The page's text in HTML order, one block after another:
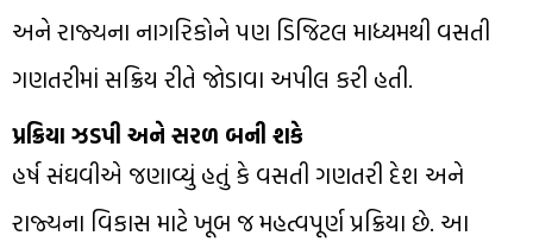
અને રાજ્યના નાગરિકોને પણ ડિજિટલ માધ્યમથી વસતી
ગણતરીમાં સક્રિય રીતે જોડાવા અપીલ કરી હતી.
પ્રક્રિયા ઝડપી અને સરળ બની શકે
હર્ષ સંઘવીએ જણાવ્યું હતું કે વસતી ગણતરી દેશ અને
રાજ્યના વિકાસ માટે ખૂબ જ મહત્વપૂર્ણ પ્રક્રિયા છે. આ